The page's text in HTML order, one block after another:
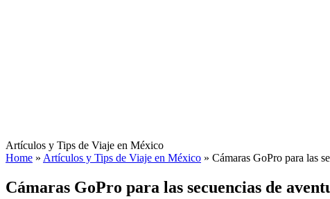
Artículos y Tips de Viaje en México
Home » Artículos y Tips de Viaje en México » Cámaras GoPro para las
Cámaras GoPro para las secuencias de